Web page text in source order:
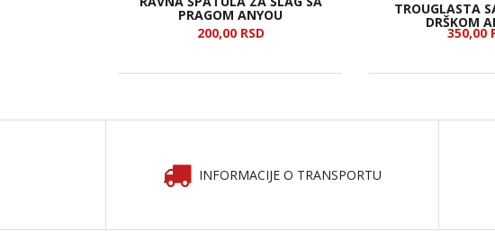
PRAGOM ANYOU
200,00 RSD
TROUGLASTA
DRŠKOM
350,00
INFORMACIJE O TRANSPORTU